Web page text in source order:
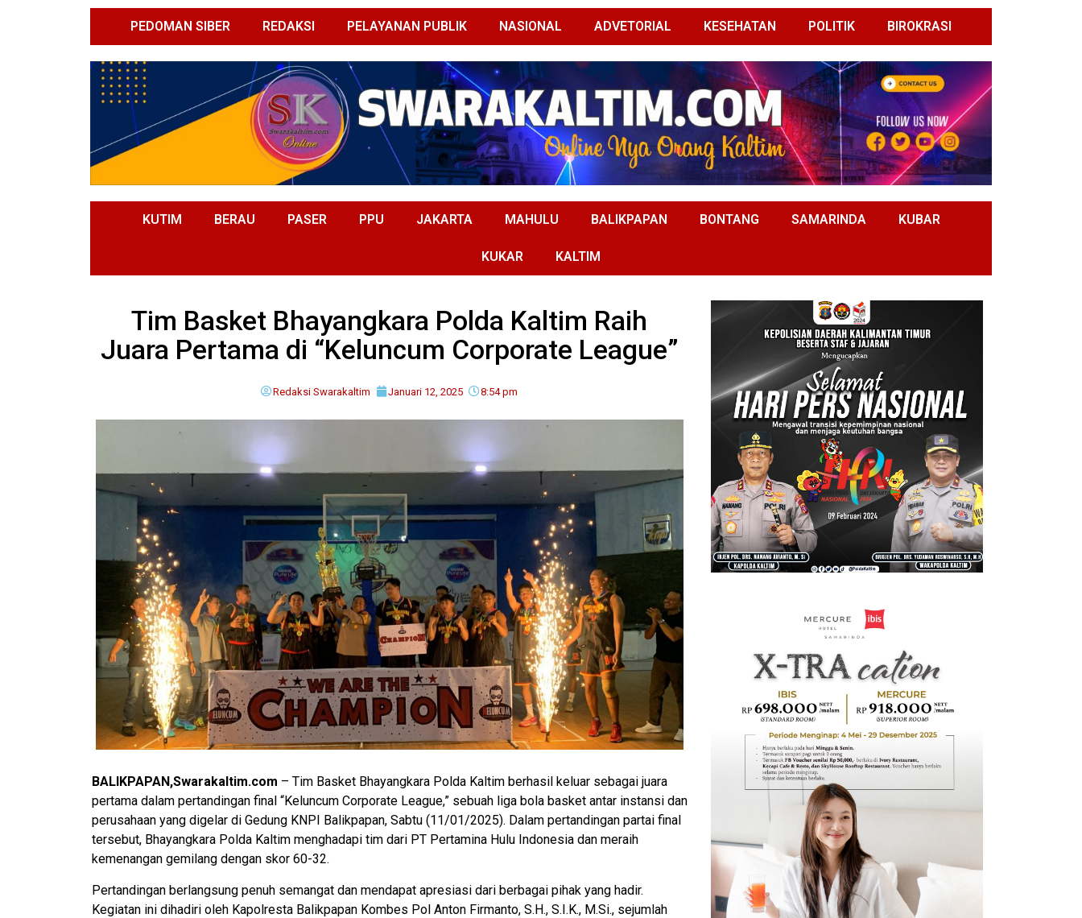
PEDOMAN SIBER REDAKSI PELAYANAN PUBLIK NASIONAL ADVETORIAL KESEHATAN POLITIK BIROKRASI
KUTIM BERAU PASER PPU JAKARTA MAHULU BALIKPAPAN BONTANG SAMARINDA KUBAR
KUKAR KALTIM
Tim Basket Bhayangkara Polda Kaltim Raih
Juara Pertama di “Keluncum Corporate League”
Redaksi Swarakaltim Januari 12, 2025 8:54 pm
BALIKPAPAN,Swarakaltim.com – Tim Basket Bhayangkara Polda Kaltim berhasil keluar sebagai juara
pertama dalam pertandingan final “Keluncum Corporate League,” sebuah liga bola basket antar instansi dan
perusahaan yang digelar di Gedung KNPI Balikpapan, Sabtu (11/01/2025). Dalam pertandingan partai final
tersebut, Bhayangkara Polda Kaltim menghadapi tim dari PT Pertamina Hulu Indonesia dan meraih
kemenangan gemilang dengan skor 60-32.
Pertandingan berlangsung penuh semangat dan mendapat apresiasi dari berbagai pihak yang hadir.
Kegiatan ini dihadiri oleh Kapolresta Balikpapan Kombes Pol Anton Firmanto, S.H., S.I.K., M.Si., sejumlah